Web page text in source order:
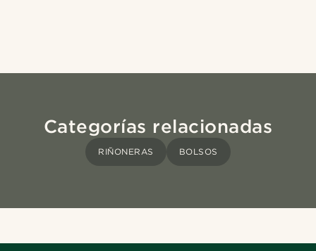
Categorías relacionadas
RIÑONERAS BOLSOS